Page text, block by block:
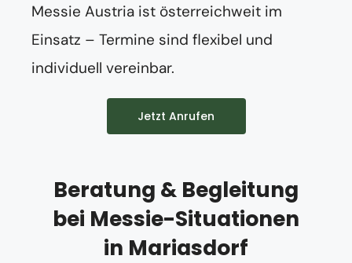
Messie Austria ist österreichweit im
Einsatz – Termine sind flexibel und
individuell vereinbar.
Jetzt Anrufen
Beratung & Begleitung
bei Messie-Situationen
in Mariasdorf